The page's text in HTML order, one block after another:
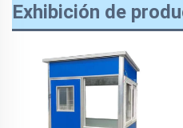
Exhibición de